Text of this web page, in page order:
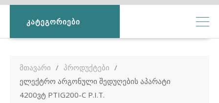
ᲙᲐᲢᲔᲒᲝᲠᲘᲔᲑᲘ
მთავარი
პროდუქტები
ელექტრო არგონული შედუღების აპარატი
4200ვტ PTIG200-C P.I.T.